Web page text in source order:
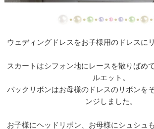
ス
【ドレスリメイク】レースとチュール
ビードレス
【ドレスリメイク】カラードレスリメ
ウェディングドレスをお子様用のドレスに
スカートはシフォン地にレースを散りばめ
ルエット。
バックリボンはお母様のドレスのリボンを
ンジしました。
お子様にヘッドリボン、お母様にシュシュ